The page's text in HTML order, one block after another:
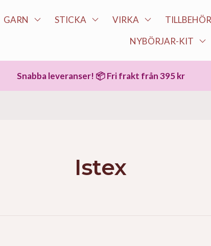
GARN STICKA VIRKA TILLBEHÖR
NYBÖRJAR-KIT
Snabba leveranser! 📦 Fri frakt från 395 kr
Istex